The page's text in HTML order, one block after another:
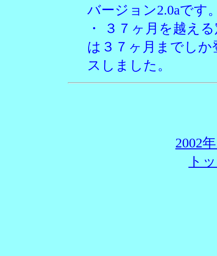
バージョン2.0aです
・ ３７ヶ月を越え
は３７ヶ月までし
スしました。
2002
ト